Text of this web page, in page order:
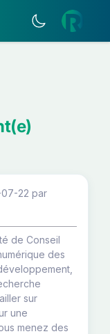
22 par
de Conseil
des
sur
une
menez des